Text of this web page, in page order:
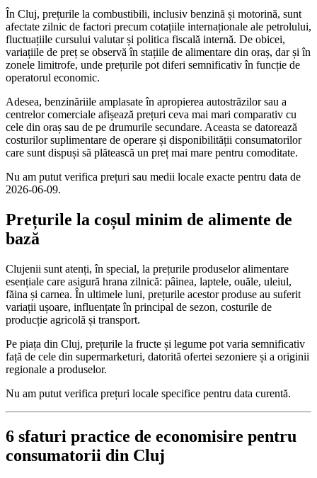
În Cluj, prețurile la combustibili, inclusiv benzină și motorină, sunt
afectate zilnic de factori precum cotațiile internaționale ale petrolului,
fluctuațiile cursului valutar și politica fiscală internă. De obicei,
variațiile de preț se observă în stațiile de alimentare din oraș, dar și în
zonele limitrofe, unde prețurile pot diferi semnificativ în funcție de
operatorul economic.
Adesea, benzinăriile amplasate în apropierea autostrăzilor sau a
centrelor comerciale afișează prețuri ceva mai mari comparativ cu
cele din oraș sau de pe drumurile secundare. Aceasta se datorează
costurilor suplimentare de operare și disponibilității consumatorilor
care sunt dispuși să plătească un preț mai mare pentru comoditate.
Nu am putut verifica prețuri sau medii locale exacte pentru data de
2026-06-09.
Prețurile la coșul minim de alimente de
bază
Clujenii sunt atenți, în special, la prețurile produselor alimentare
esențiale care asigură hrana zilnică: pâinea, laptele, ouăle, uleiul,
făina și carnea. În ultimele luni, prețurile acestor produse au suferit
variații ușoare, influențate în principal de sezon, costurile de
producție agricolă și transport.
Pe piața din Cluj, prețurile la fructe și legume pot varia semnificativ
față de cele din supermarketuri, datorită ofertei sezoniere și a originii
regionale a produselor.
Nu am putut verifica prețuri locale specifice pentru data curentă.
6 sfaturi practice de economisire pentru
consumatorii din Cluj